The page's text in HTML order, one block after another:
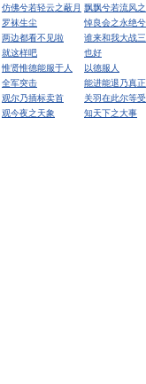
仿佛兮若轻云之蔽月 飘飘兮若流风
罗袜生尘
悼良会之永绝兮
两边都看不见啦
谁来和我大战
就这样吧
也好
惟贤惟德能服于人
以德服人
全军突击
能进能退乃真
观尔乃插标卖首
关羽在此尔等
观今夜之天象
知天下之大事